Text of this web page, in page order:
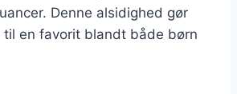
Denne alsidighed gør
til en favorit blandt både børn